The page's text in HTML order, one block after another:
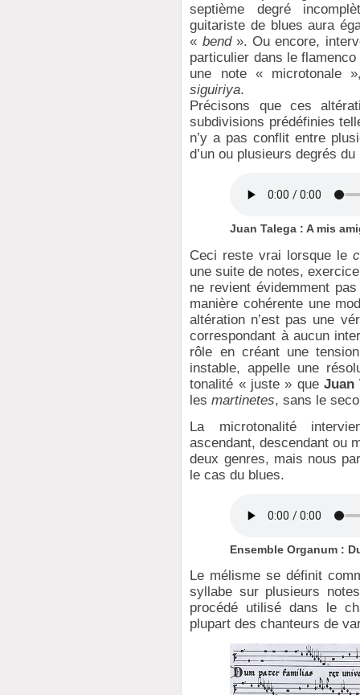
septième degré
guitariste de blues aura
« bend». Ou encore,
particulier dans le
une note « microtonale
siguiriya.
Précisons que ces
subdivisions prédéfinies
n’y a pas conflit entre
d’un ou plusieurs degrés
Juan Talega : A mis
Ceci reste vrai lorsque le
une suite de notes,
ne revient évidemment
manière cohérente une
altération n’est pas une
correspondant à aucun
rôle en créant une
instable, appelle une
tonalité « juste » que Juan
lesmartinetes, sans le
La microtonalité
ascendant, descendant ou
deux genres, mais nous
le cas du blues.
Ensemble Organum :
Le mélisme se définit
syllabe sur plusieurs
procédé utilisé dans le
plupart des chanteurs de